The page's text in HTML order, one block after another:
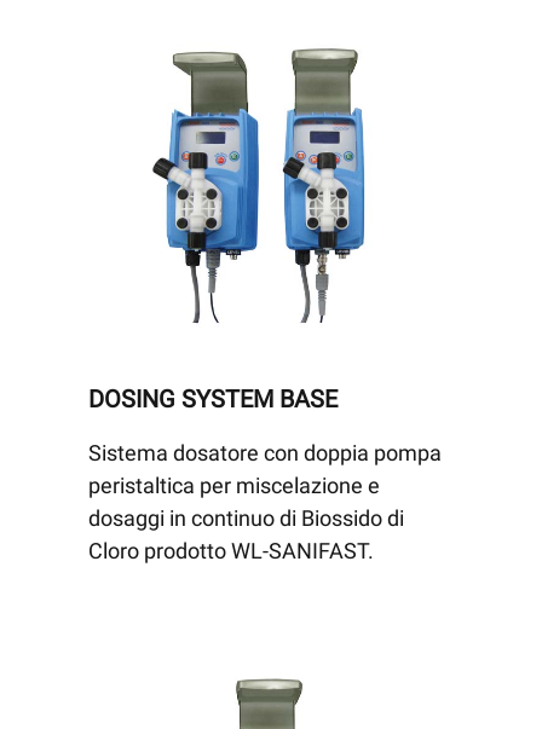
DOSING SYSTEM BASE
Sistema dosatore con doppia pompa
peristaltica per miscelazione e
dosaggi in continuo di Biossido di
Cloro prodotto WL-SANIFAST.